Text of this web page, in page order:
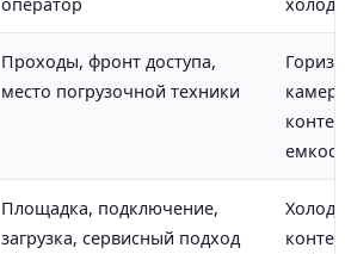
Проходы, фронт доступа,
место погрузочной техники
Площадка, подключение,
загрузка, сервисный подход